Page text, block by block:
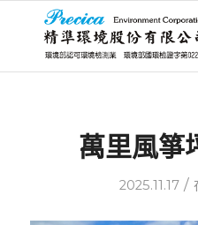
萬里風箏
2025.11.17 /